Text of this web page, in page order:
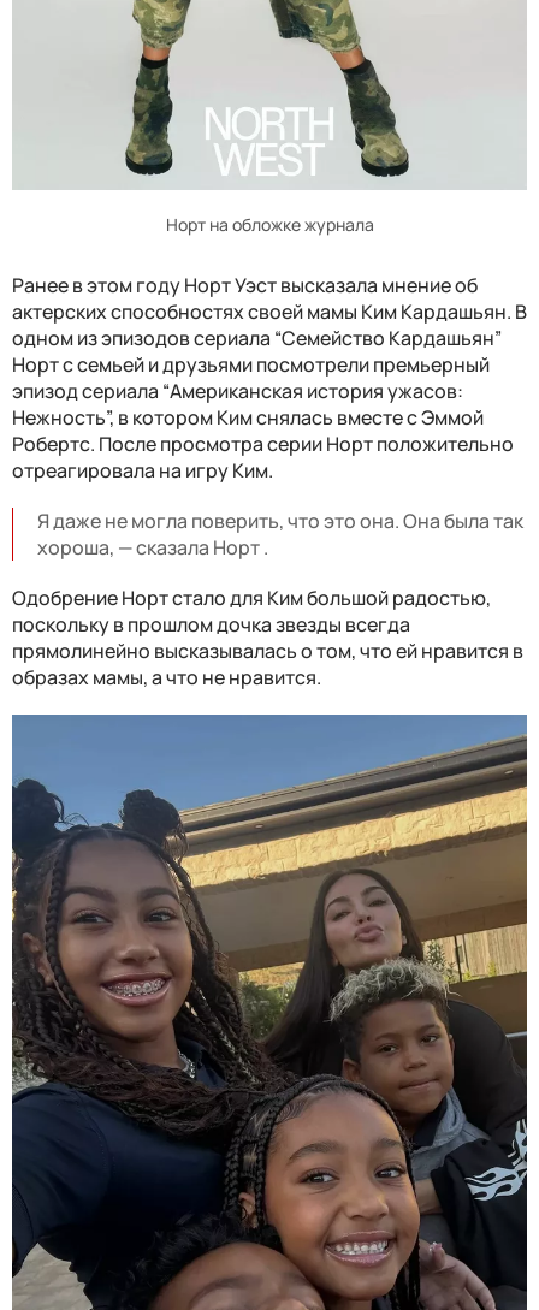
Норт на обложке журнала
Ранее в этом году Норт Уэст высказала мнение об
актерских способностях своей мамы Ким Кардашьян. В
одном из эпизодов ​​сериала “Семейство Кардашьян”
Норт с семьей и друзьями посмотрели премьерный
эпизод сериала “Американская история ужасов:
Нежность”, в котором Ким снялась вместе с Эммой
Робертс. После просмотра серии Норт положительно
отреагировала на игру Ким.
Я даже не могла поверить, что это она. Она была так
хороша, — сказала Норт .
Одобрение Норт стало для Ким большой радостью,
поскольку в прошлом дочка звезды всегда
прямолинейно высказывалась о том, что ей нравится в
образах мамы, а что не нравится.